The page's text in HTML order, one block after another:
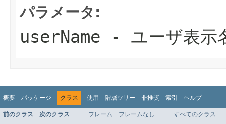
パラメータ:
userName - ユーザ表示
概要 パッケージ クラス 使用 階層ツリー 非推奨 索引 ヘルプ
前のクラス 次のクラス フレーム フレームなし
すべてのクラス